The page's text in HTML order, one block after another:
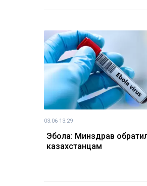
03.06 13:29
Эбола: Минздрав
казахстанцам